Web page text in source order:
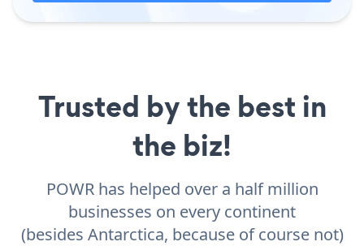
Trusted by the best in
the biz!
POWR has helped over a half million
businesses on every continent
(besides Antarctica, because of course not)